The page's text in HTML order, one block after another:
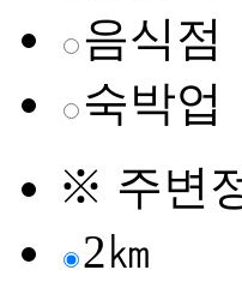
음식점
숙박업
※ 주변
2㎞